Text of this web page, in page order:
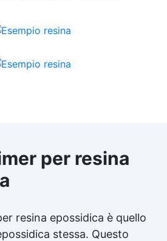
metalliche
per resina
resina epossidica è quello
stessa. Questo